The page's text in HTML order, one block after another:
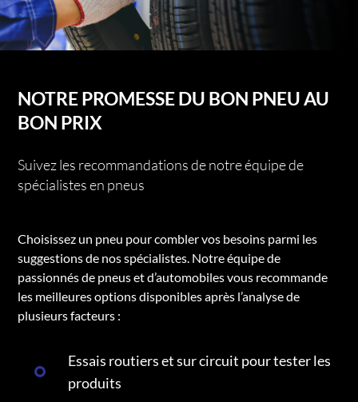
NOTRE PROMESSE DU BON PNEU AU
BON PRIX
Suivez les recommandations de notre équipe de
spécialistes en pneus
Choisissez un pneu pour combler vos besoins parmi les
suggestions de nos spécialistes. Notre équipe de
passionnés de pneus et d’automobiles vous recommande
les meilleures options disponibles après l’analyse de
plusieurs facteurs :
Essais routiers et sur circuit pour tester les
produits